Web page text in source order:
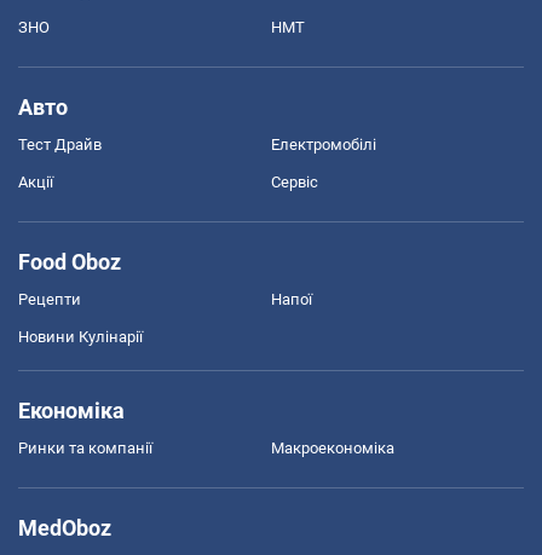
ЗНО НМТ
Авто
Тест Драйв Електромобілі
Акції Сервіс
Food Oboz
Рецепти Напої
Новини Кулінарії
Економіка
Ринки та компанії Макроекономіка
MedOboz